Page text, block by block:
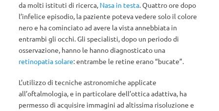
da molti istituti di ricerca, Nasa in testa. Quattro ore dopo
l’infelice episodio, la paziente poteva vedere solo il colore
nero e ha cominciato ad avere la vista annebbiata in
entrambi gli occhi. Gli specialisti, dopo un periodo di
osservazione, hanno le hanno diagnosticato una
retinopatia solare: entrambe le retine erano “bucate”.
L’utilizzo di tecniche astronomiche applicate
all’oftalmologia, e in particolare dell’ottica adattiva, ha
permesso di acquisire immagini ad altissima risoluzione e